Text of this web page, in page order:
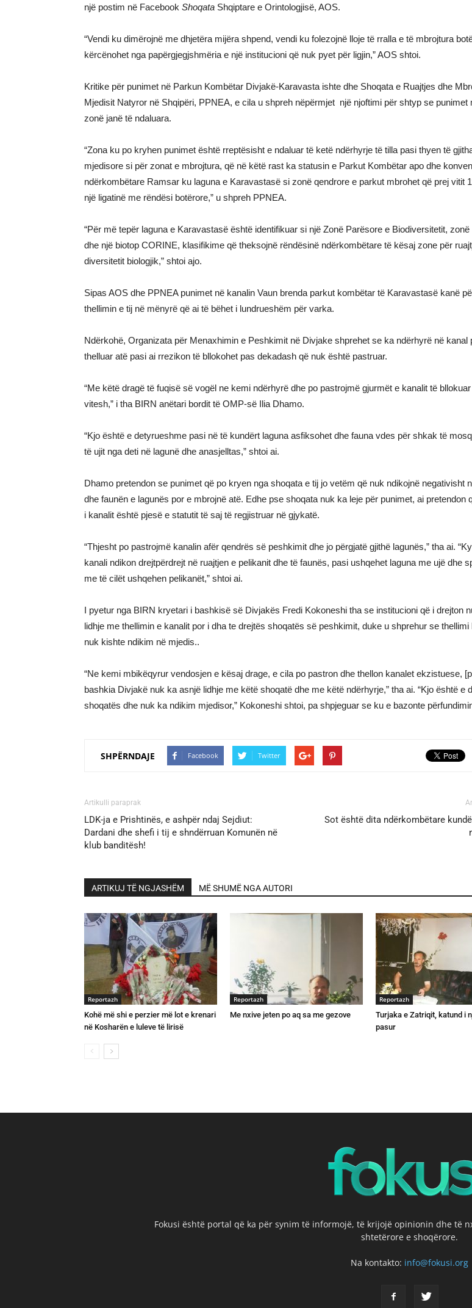
një postim në Facebook Shoqata Shqiptare e Orintologjisë, AOS.
“Vendi ku dimërojnë me dhjetëra mijëra shpend, vendi ku folezojnë lloje të rralla e të mbrojtura
kërcënohet nga papërgjegjshmëria e një institucioni që nuk pyet për ligjin,” AOS shtoi.
Kritike për punimet në Parkun Kombëtar Divjakë-Karavasta ishte dhe Shoqata e Ruajtjes dhe
Mjedisit Natyror në Shqipëri, PPNEA, e cila u shpreh nëpërmjet një njoftimi për shtyp se punimet
zonë janë të ndaluara.
“Zona ku po kryhen punimet është rreptësisht e ndaluar të ketë ndërhyrje të tilla pasi thyen të
mjedisore si për zonat e mbrojtura, që në këtë rast ka statusin e Parkut Kombëtar apo dhe
ndërkombëtare Ramsar ku laguna e Karavastasë si zonë qendrore e parkut mbrohet që prej vitit
një ligatinë me rëndësi botërore,” u shpreh PPNEA.
“Për më tepër laguna e Karavastasë është identifikuar si një Zonë Parësore e Biodiversitetit,
dhe një biotop CORINE, klasifikime që theksojnë rëndësinë ndërkombëtare të kësaj zone për
diversitetit biologjik,” shtoi ajo.
Sipas AOS dhe PPNEA punimet në kanalin Vaun brenda parkut kombëtar të Karavastasë kanë
thellimin e tij në mënyrë që ai të bëhet i lundrueshëm për varka.
Ndërkohë, Organizata për Menaxhimin e Peshkimit në Divjake shprehet se ka ndërhyrë në kanal
thelluar atë pasi ai rrezikon të bllokohet pas dekadash që nuk është pastruar.
“Me këtë dragë të fuqisë së vogël ne kemi ndërhyrë dhe po pastrojmë gjurmët e kanalit të
vitesh,” i tha BIRN anëtari bordit të OMP-së Ilia Dhamo.
“Kjo është e detyrueshme pasi në të kundërt laguna asfiksohet dhe fauna vdes për shkak të
të ujit nga deti në lagunë dhe anasjelltas,” shtoi ai.
Dhamo pretendon se punimet që po kryen nga shoqata e tij jo vetëm që nuk ndikojnë negativisht
dhe faunën e lagunës por e mbrojnë atë. Edhe pse shoqata nuk ka leje për punimet, ai pretendon
i kanalit është pjesë e statutit të saj të regjistruar në gjykatë.
“Thjesht po pastrojmë kanalin afër qendrës së peshkimit dhe jo përgjatë gjithë lagunës,” tha ai.
kanali ndikon drejtpërdrejt në ruajtjen e pelikanit dhe të faunës, pasi ushqehet laguna me ujë dhe
me të cilët ushqehen pelikanët,” shtoi ai.
I pyetur nga BIRN kryetari i bashkisë së Divjakës Fredi Kokoneshi tha se institucioni që i drejton
lidhje me thellimin e kanalit por i dha te drejtës shoqatës së peshkimit, duke u shprehur se thellimi
nuk kishte ndikim në mjedis..
“Ne kemi mbikëqyrur vendosjen e kësaj drage, e cila po pastron dhe thellon kanalet ekzistuese,
bashkia Divjakë nuk ka asnjë lidhje me këtë shoqatë dhe me këtë ndërhyrje,” tha ai. “Kjo është e
shoqatës dhe nuk ka ndikim mjedisor,” Kokoneshi shtoi, pa shpjeguar se ku e bazonte
SHPËRNDAJE Facebook Twitter
Artikulli paraprak
LDK-ja e Prishtinës, e ashpër ndaj Sejdiut:
Dardani dhe shefi i tij e shndërruan Komunën në
klub banditësh!
Sot është dita ndërkombëtare
ARTIKUJ TË NGJASHËM MË SHUMË NGA AUTORI
Reportazh
Kohë më shi e perzier më lot e krenari
në Kosharën e luleve të lirisë
Reportazh
Me nxive jeten po aq sa me gezove
Reportazh
Turjaka e Zatriqit, katund i
pasur
Fokusi është portal që ka për synim të informojë, të krijojë opinionin dhe të
shtetërore e shoqërore.
Na kontakto: info@fokusi.org